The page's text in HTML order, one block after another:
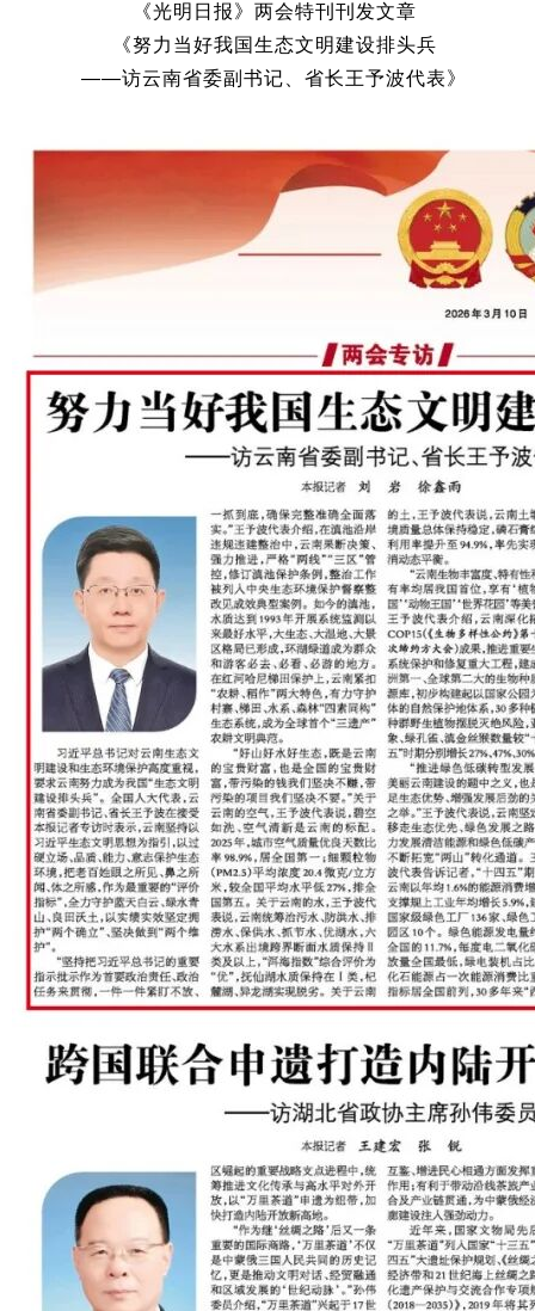
《光明日报》两会特刊刊发文章
《努力当好我国生态文明建设排头兵
——访云南省委副书记、省长王予波代表》